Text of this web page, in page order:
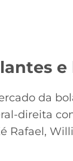
da
direita
Rafael,